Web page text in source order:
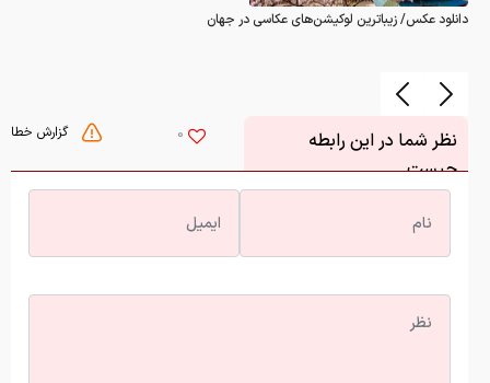
دانلود عکس/ زیباترین لوکیشن‌های عکاسی در جهان
گزارش خطا 0
نظر شما در این رابطه
چیست